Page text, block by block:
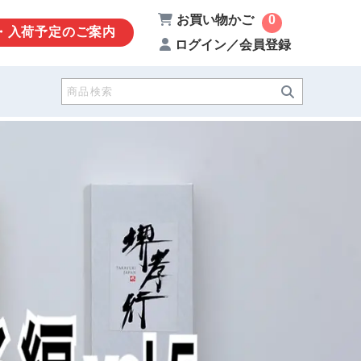
入荷予定のご案内
お買い物かご
0
ログイン／会員登録